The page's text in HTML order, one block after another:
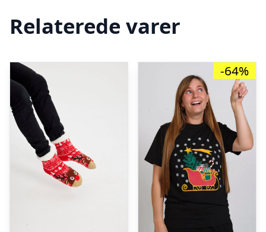
Relaterede varer
-64%